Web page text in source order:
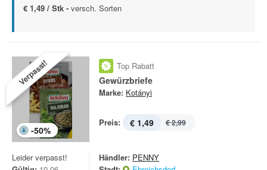
€ 1,49 / Stk - versch. Sorten
Verpasst!
-50%
Top Rabatt
Gewürzbriefe
Marke: Kotányi
Preis: € 1,49 € 2,99
Leider verpasst!
Händler: PENNY